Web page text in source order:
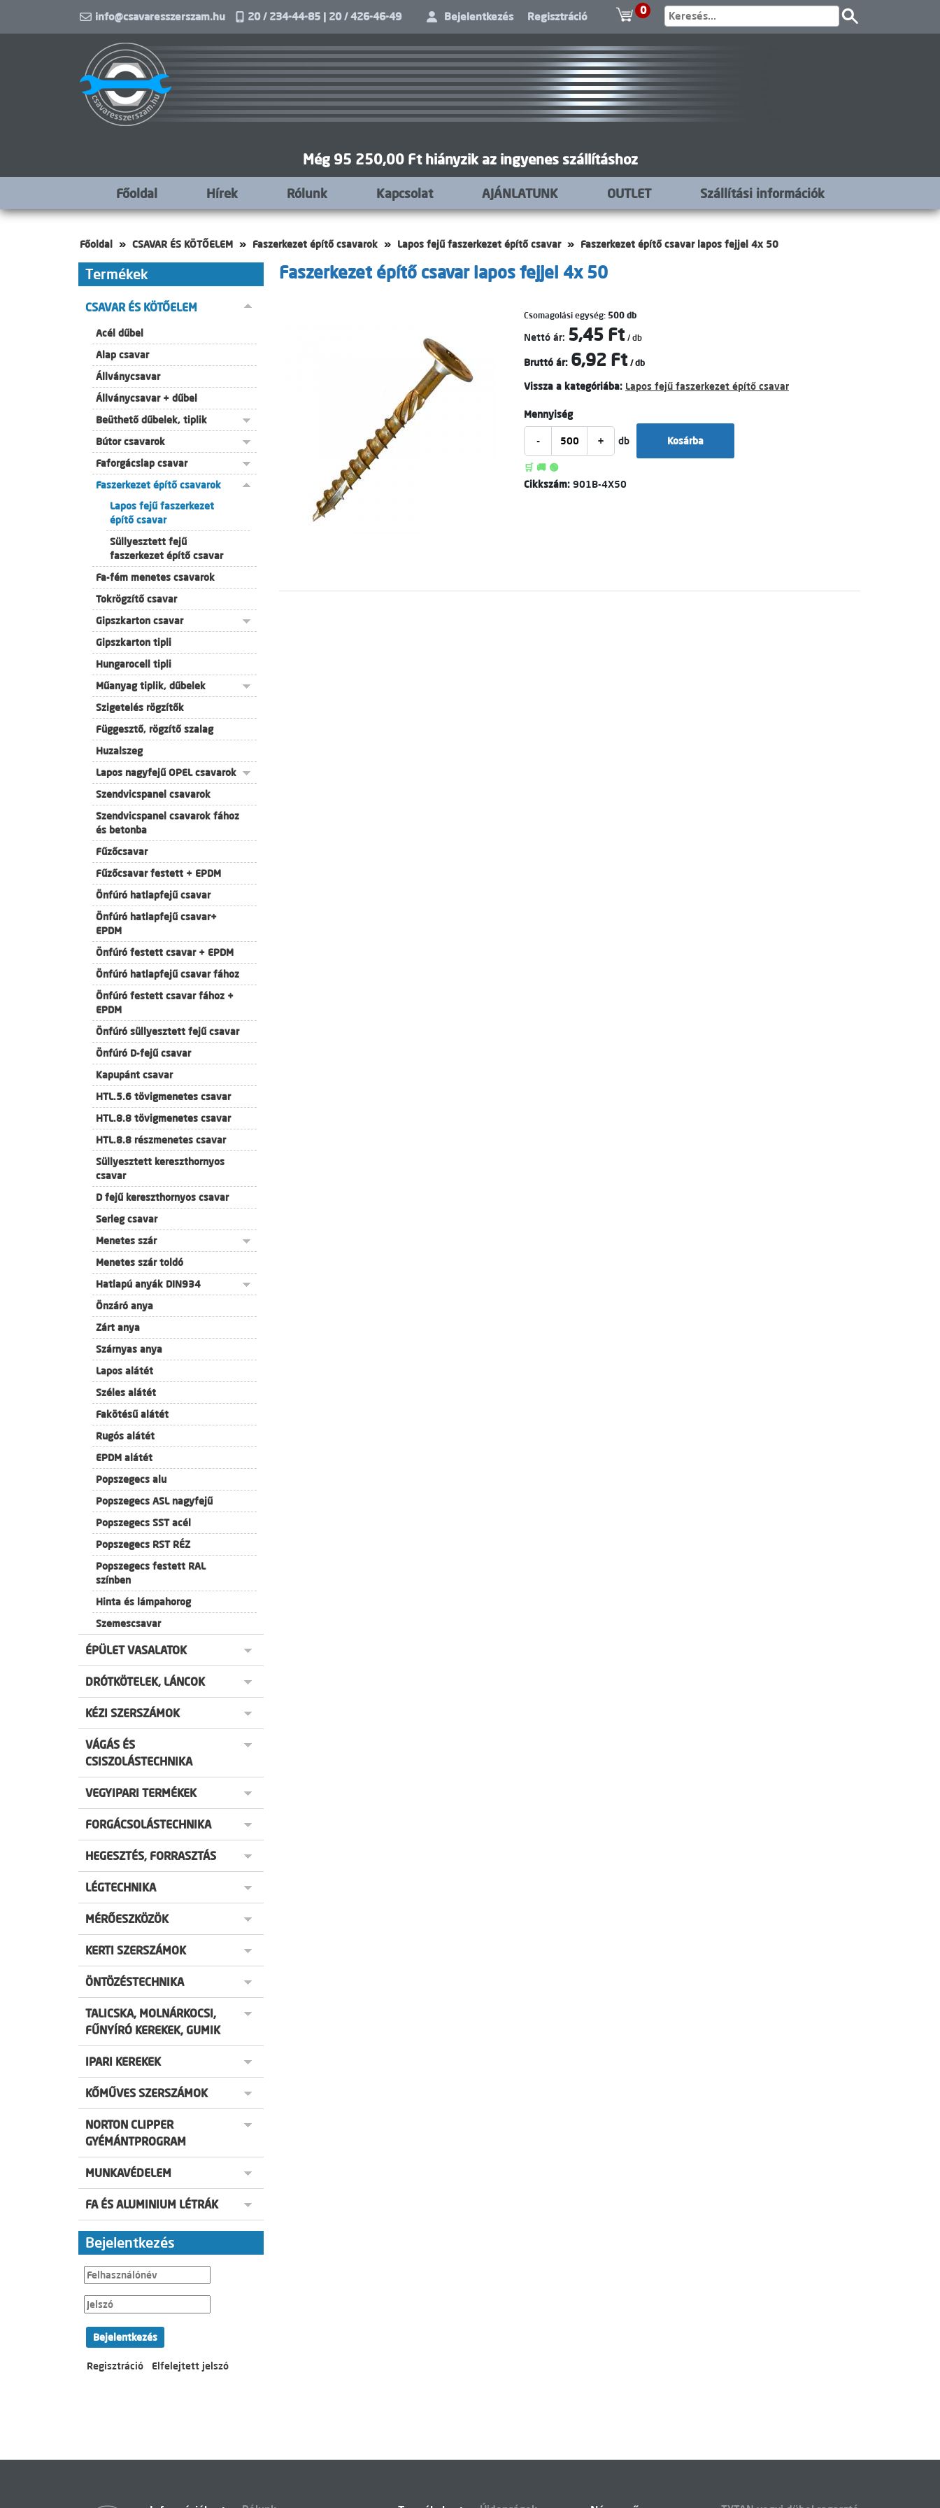
info@csavaresszerszam.hu 20 / 234-44-85 | 20 / 426-46-49 Bejelentkezés Regisztráció 0
Még 95 250,00 Ft hiányzik az ingyenes szállításhoz
Főoldal Hírek Rólunk Kapcsolat AJÁNLATUNK OUTLET Szállítási információk
Főoldal CSAVAR ÉS KÖTŐELEM Faszerkezet építő csavarok Lapos fejű faszerkezet építő csavar Faszerkezet építő csavar lapos fejjel 4x 50
Termékek
CSAVAR ÉS KÖTŐELEM
Acél dűbel
Alap csavar
Állványcsavar
Állványcsavar + dűbel
Beüthető dűbelek, tiplik
Bútor csavarok
Faforgácslap csavar
Faszerkezet építő csavarok
Lapos fejű faszerkezet
építő csavar
Süllyesztett fejű
faszerkezet építő csavar
Fa-fém menetes csavarok
Tokrögzítő csavar
Gipszkarton csavar
Gipszkarton tipli
Hungarocell tipli
Műanyag tiplik, dűbelek
Szigetelés rögzítők
Függesztő, rögzítő szalag
Huzalszeg
Lapos nagyfejű OPEL csavarok
Szendvicspanel csavarok
Szendvicspanel csavarok fához
és betonba
Fűzőcsavar
Fűzőcsavar festett + EPDM
Önfúró hatlapfejű csavar
Önfúró hatlapfejű csavar+
EPDM
Önfúró festett csavar + EPDM
Önfúró hatlapfejű csavar fához
Önfúró festett csavar fához +
EPDM
Önfúró süllyesztett fejű csavar
Önfúró D-fejű csavar
Kapupánt csavar
HTL.5.6 tövigmenetes csavar
HTL.8.8 tövigmenetes csavar
HTL.8.8 részmenetes csavar
Süllyesztett kereszthornyos
csavar
D fejű kereszthornyos csavar
Serleg csavar
Menetes szár
Menetes szár toldó
Hatlapú anyák DIN934
Önzáró anya
Zárt anya
Szárnyas anya
Lapos alátét
Széles alátét
Fakötésű alátét
Rugós alátét
EPDM alátét
Popszegecs alu
Popszegecs ASL nagyfejű
Popszegecs SST acél
Popszegecs RST RÉZ
Popszegecs festett RAL
színben
Hinta és lámpahorog
Szemescsavar
ÉPÜLET VASALATOK
DRÓTKÖTELEK, LÁNCOK
KÉZI SZERSZÁMOK
VÁGÁS ÉS
CSISZOLÁSTECHNIKA
VEGYIPARI TERMÉKEK
FORGÁCSOLÁSTECHNIKA
HEGESZTÉS, FORRASZTÁS
LÉGTECHNIKA
MÉRŐESZKÖZÖK
KERTI SZERSZÁMOK
ÖNTÖZÉSTECHNIKA
TALICSKA, MOLNÁRKOCSI,
FŰNYÍRÓ KEREKEK, GUMIK
IPARI KEREKEK
KŐMŰVES SZERSZÁMOK
NORTON CLIPPER
GYÉMÁNTPROGRAM
MUNKAVÉDELEM
FA ÉS ALUMINIUM LÉTRÁK
Bejelentkezés
Bejelentkezés
Regisztráció Elfelejtett jelszó
Faszerkezet építő csavar lapos fejjel 4x 50
Csomagolási egység: 500 db
Nettó ár: 5,45 Ft / db
Bruttó ár: 6,92 Ft / db
Vissza a kategóriába: Lapos fejű faszerkezet építő csavar
Mennyiség
- + db Kosárba
🛒 🚚 🟢
Cikkszám: 901B-4X50